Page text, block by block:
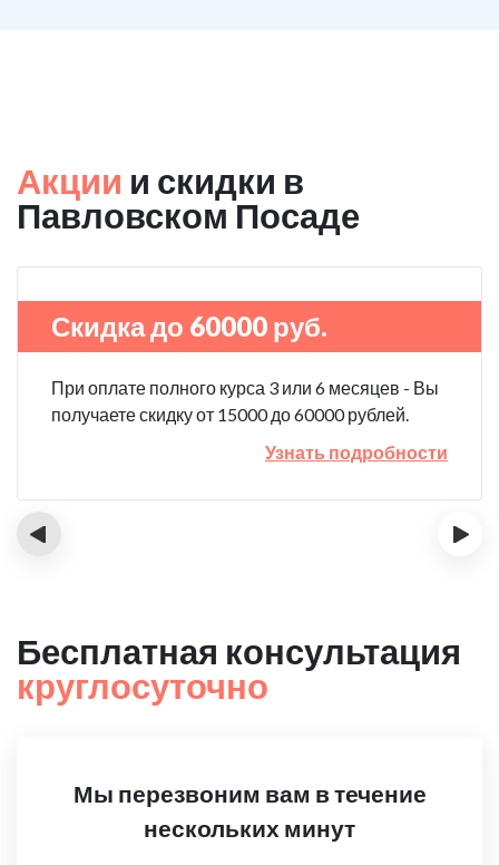
Акции и скидки в
Павловском Посаде
Скидка до 60000 руб.
При оплате полного курса 3 или 6 месяцев - Вы
получаете скидку от 15000 до 60000 рублей.
Узнать подробности
‹ ›
Бесплатная консультация
круглосуточно
Мы перезвоним вам в течение
нескольких минут